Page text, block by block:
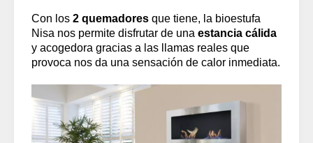
Con los 2 quemadores que tiene, la bioestufa
Nisa nos permite disfrutar de una estancia cálida
y acogedora gracias a las llamas reales que
provoca nos da una sensación de calor inmediata.